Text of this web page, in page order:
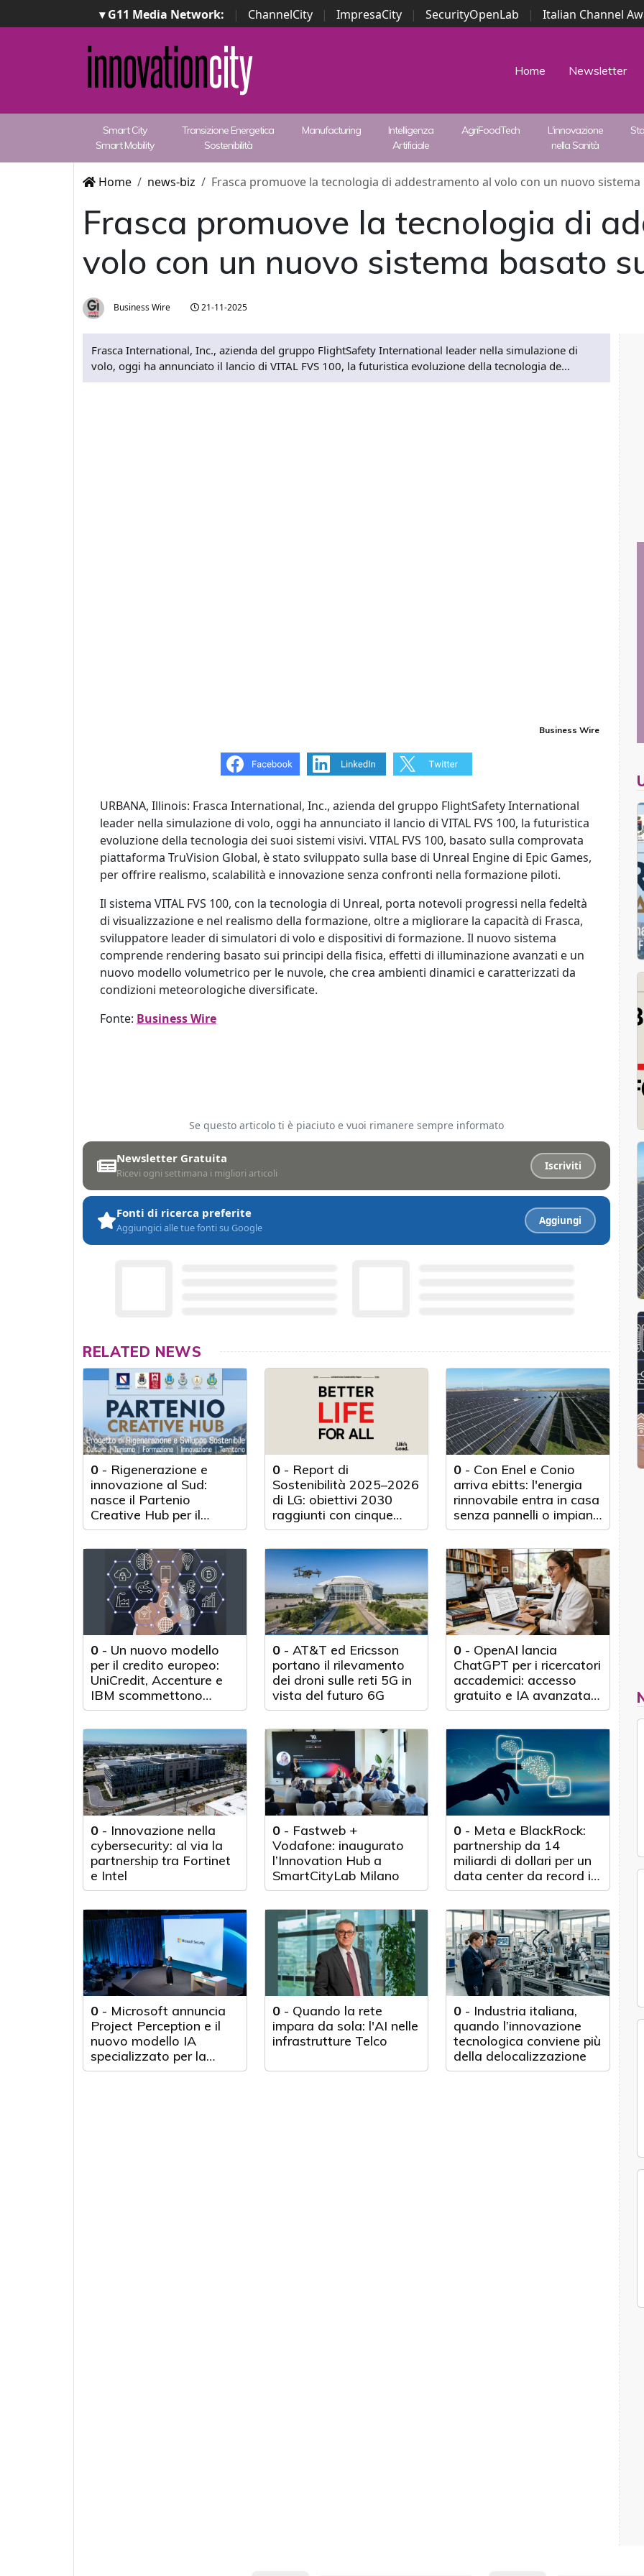
▾ G11 Media Network: | ChannelCity | ImpresaCity | SecurityOpenLab | Italian Channel
Security Awards | ...
Home Newsletter
Smart City
Smart Mobility
Transizione Energetica
Sostenibilità
Manufacturing
Intelligenza
Artificiale
AgriFoodTech
L'innovazione
nella Sanità
Home news-biz Frasca promuove la tecnologia di addestramento al volo con un nuovo
Frasca promuove la tecnologia di
volo con un nuovo sistema basato
Business Wire 21-11-2025
Frasca International, Inc., azienda del gruppo FlightSafety International leader nella simulazione di
volo, oggi ha annunciato il lancio di VITAL FVS 100, la futuristica evoluzione della tecnologia de...
Business Wire
URBANA, Illinois: Frasca International, Inc., azienda del gruppo FlightSafety International
leader nella simulazione di volo, oggi ha annunciato il lancio di VITAL FVS 100, la futuristica
evoluzione della tecnologia dei suoi sistemi visivi. VITAL FVS 100, basato sulla comprovata
piattaforma TruVision Global, è stato sviluppato sulla base di Unreal Engine di Epic Games,
per offrire realismo, scalabilità e innovazione senza confronti nella formazione piloti.
Il sistema VITAL FVS 100, con la tecnologia di Unreal, porta notevoli progressi nella fedeltà
di visualizzazione e nel realismo della formazione, oltre a migliorare la capacità di Frasca,
sviluppatore leader di simulatori di volo e dispositivi di formazione. Il nuovo sistema
comprende rendering basato sui principi della fisica, effetti di illuminazione avanzati e un
nuovo modello volumetrico per le nuvole, che crea ambienti dinamici e caratterizzati da
condizioni meteorologiche diversificate.
Fonte: Business Wire
Se questo articolo ti è piaciuto e vuoi rimanere sempre informato
Newsletter Gratuita
Ricevi ogni settimana i migliori articoli
Iscriviti
Fonti di ricerca preferite
Aggiungici alle tue fonti su Google
Aggiungi
RELATED NEWS
0 - Rigenerazione e
innovazione al Sud:
nasce il Partenio
Creative Hub per il
rilancio del territorio
0- Report di
Sostenibilità 2025–2026
di LG: obiettivi 2030
raggiunti con cinque
anni d'anticipo
0 - Con Enel e Conio
arriva ebitts: l'energia
rinnovabile entra in casa
senza pannelli o impianti
fisici
0 - Un nuovo modello
per il credito europeo:
UniCredit, Accenture e
IBM scommettono
sull'innovazione
tecnologica
0- AT&T ed Ericsson
portano il rilevamento
dei droni sulle reti 5G in
vista del futuro 6G
0 - OpenAI lancia
ChatGPT per i ricercatori
accademici: accesso
gratuito e IA avanzata
per 100.000 scienziati
0 - Innovazione nella
cybersecurity: al via la
partnership tra Fortinet
e Intel
0- Fastweb +
Vodafone: inaugurato
l’Innovation Hub a
SmartCityLab Milano
0 - Meta e BlackRock:
partnership da 14
miliardi di dollari per un
data center da record in
Texas
0 - Microsoft annuncia
Project Perception e il
nuovo modello IA
specializzato per la
cybersecurity
0- Quando la rete
impara da sola: l'AI nelle
infrastrutture Telco
0 - Industria italiana,
quando l’innovazione
tecnologica conviene più
della delocalizzazione